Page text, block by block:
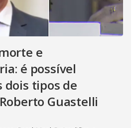
e
é possível
dois tipos de
Guastelli